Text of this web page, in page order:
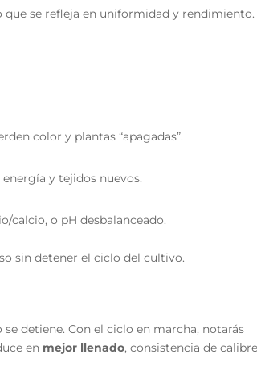
que se refleja en uniformidad y rendimiento.
color y plantas “apagadas”.
y tejidos nuevos.
calcio, o pH desbalanceado.
sin detener el ciclo del cultivo.
detiene. Con el ciclo en marcha, notarás
en mejor llenado, consistencia de